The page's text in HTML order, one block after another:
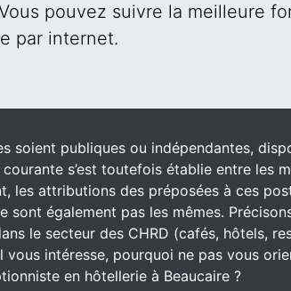
pouvez suivre la meilleure
par internet.
soient publiques ou indépendantes,
courante s’est toutefois établie entre les
les attributions des préposées à ces
sont également pas les mêmes.
le secteur des CHRD (cafés, hôtels,
vous intéresse, pourquoi ne pas vous
en hôtellerie à Beaucaire ?